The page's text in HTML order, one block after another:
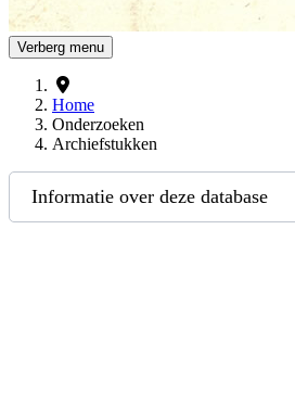
Verberg menu
Home
Onderzoeken
Archiefstukken
Informatie over deze database